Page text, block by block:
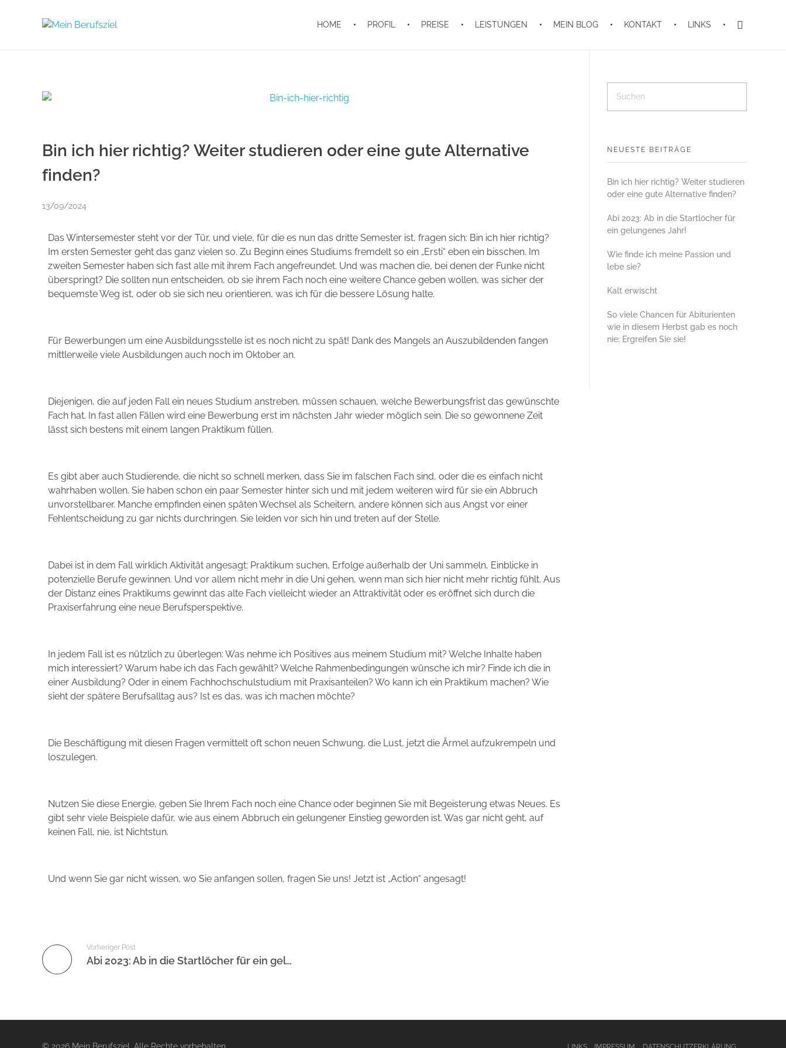
HOME PROFIL PREISE LEISTUNGEN MEIN BLOG KONTAKT LINKS
Bin ich hier richtig? Weiter studieren oder eine gute Alternative
finden?
13/09/2024
Das Wintersemester steht vor der Tür, und viele, für die es nun das dritte Semester ist, fragen sich: Bin ich hier richtig?
Im ersten Semester geht das ganz vielen so. Zu Beginn eines Studiums fremdelt so ein „Ersti“ eben ein bisschen. Im
zweiten Semester haben sich fast alle mit ihrem Fach angefreundet. Und was machen die, bei denen der Funke nicht
überspringt? Die sollten nun entscheiden, ob sie ihrem Fach noch eine weitere Chance geben wollen, was sicher der
bequemste Weg ist, oder ob sie sich neu orientieren, was ich für die bessere Lösung halte.
Für Bewerbungen um eine Ausbildungsstelle ist es noch nicht zu spät! Dank des Mangels an Auszubildenden fangen
mittlerweile viele Ausbildungen auch noch im Oktober an.
Diejenigen, die auf jeden Fall ein neues Studium anstreben, müssen schauen, welche Bewerbungsfrist das gewünschte
Fach hat. In fast allen Fällen wird eine Bewerbung erst im nächsten Jahr wieder möglich sein. Die so gewonnene Zeit
lässt sich bestens mit einem langen Praktikum füllen.
Es gibt aber auch Studierende, die nicht so schnell merken, dass Sie im falschen Fach sind, oder die es einfach nicht
wahrhaben wollen. Sie haben schon ein paar Semester hinter sich und mit jedem weiteren wird für sie ein Abbruch
unvorstellbarer. Manche empfinden einen späten Wechsel als Scheitern, andere können sich aus Angst vor einer
Fehlentscheidung zu gar nichts durchringen. Sie leiden vor sich hin und treten auf der Stelle.
Dabei ist in dem Fall wirklich Aktivität angesagt: Praktikum suchen, Erfolge außerhalb der Uni sammeln, Einblicke in
potenzielle Berufe gewinnen. Und vor allem nicht mehr in die Uni gehen, wenn man sich hier nicht mehr richtig fühlt. Aus
der Distanz eines Praktikums gewinnt das alte Fach vielleicht wieder an Attraktivität oder es eröffnet sich durch die
Praxiserfahrung eine neue Berufsperspektive.
In jedem Fall ist es nützlich zu überlegen: Was nehme ich Positives aus meinem Studium mit? Welche Inhalte haben
mich interessiert? Warum habe ich das Fach gewählt? Welche Rahmenbedingungen wünsche ich mir? Finde ich die in
einer Ausbildung? Oder in einem Fachhochschulstudium mit Praxisanteilen? Wo kann ich ein Praktikum machen? Wie
sieht der spätere Berufsalltag aus? Ist es das, was ich machen möchte?
Die Beschäftigung mit diesen Fragen vermittelt oft schon neuen Schwung, die Lust, jetzt die Ärmel aufzukrempeln und
loszulegen.
Nutzen Sie diese Energie, geben Sie Ihrem Fach noch eine Chance oder beginnen Sie mit Begeisterung etwas Neues. Es
gibt sehr viele Beispiele dafür, wie aus einem Abbruch ein gelungener Einstieg geworden ist. Was gar nicht geht, auf
keinen Fall, nie, ist Nichtstun.
Und wenn Sie gar nicht wissen, wo Sie anfangen sollen, fragen Sie uns! Jetzt ist „Action“ angesagt!
Vorheriger Post
Abi 2023: Ab in die Startlöcher für ein gelungenes Jahr!
NEUESTE BEITRÄGE
Bin ich hier richtig? Weiter studieren
oder eine gute Alternative finden?
Abi 2023: Ab in die Startlöcher für
ein gelungenes Jahr!
Wie finde ich meine Passion und
lebe sie?
Kalt erwischt
So viele Chancen für Abiturienten
wie in diesem Herbst gab es noch
nie: Ergreifen Sie sie!
© 2026 Mein Berufsziel. Alle Rechte vorbehalten.